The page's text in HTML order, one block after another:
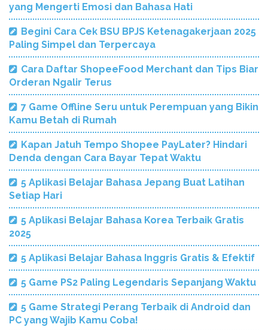
yang Mengerti Emosi dan Bahasa Hati
Begini Cara Cek BSU BPJS Ketenagakerjaan 2025
Paling Simpel dan Terpercaya
Cara Daftar ShopeeFood Merchant dan Tips Biar
Orderan Ngalir Terus
7 Game Offline Seru untuk Perempuan yang Bikin
Kamu Betah di Rumah
Kapan Jatuh Tempo Shopee PayLater? Hindari
Denda dengan Cara Bayar Tepat Waktu
5 Aplikasi Belajar Bahasa Jepang Buat Latihan
Setiap Hari
5 Aplikasi Belajar Bahasa Korea Terbaik Gratis
2025
5 Aplikasi Belajar Bahasa Inggris Gratis & Efektif
5 Game PS2 Paling Legendaris Sepanjang Waktu
5 Game Strategi Perang Terbaik di Android dan
PC yang Wajib Kamu Coba!